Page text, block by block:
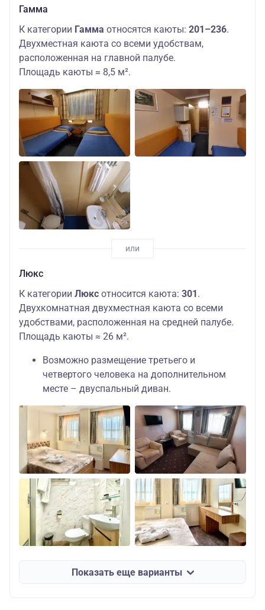
Гамма
К категории Гамма относятся каюты: 201–236.
Двухместная каюта со всеми удобствам,
расположенная на главной палубе.
Площадь каюты ≈ 8,5 м².
Люкс
К категории Люкс относится каюта: 301.
Двухкомнатная двухместная каюта со всеми
удобствами, расположенная на средней палубе.
Площадь каюты ≈ 26 м².
Возможно размещение третьего и
четвертого человека на дополнительном
месте – двуспальный диван.
Показать еще варианты